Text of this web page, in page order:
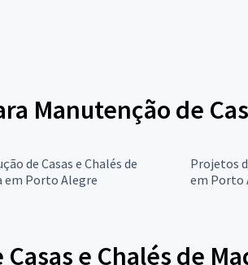
Manutenção de
de Casas e Chalés de
em Porto Alegre
Projetos
em Porto
e Chalés de